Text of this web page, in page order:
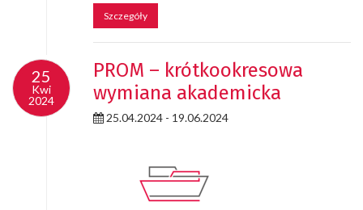
Szczegóły
25
Kwi
2024
PROM – krótkookresowa
wymiana akademicka
25.04.2024 - 19.06.2024